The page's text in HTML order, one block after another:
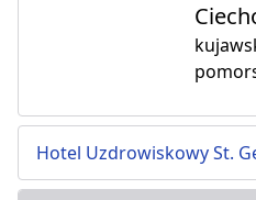
Hotel Uzdrowiskowy St.